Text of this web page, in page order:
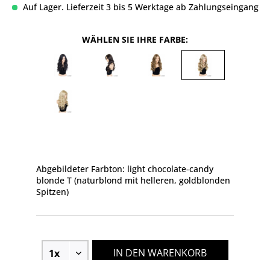
Auf Lager. Lieferzeit 3 bis 5 Werktage ab Zahlungseingang
WÄHLEN SIE IHRE FARBE:
Abgebildeter Farbton: light chocolate-candy
blonde T (naturblond mit helleren, goldblonden
Spitzen)
IN DEN WARENKORB